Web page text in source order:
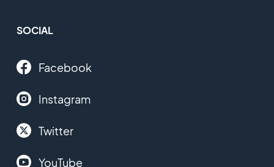
SOCIAL
Facebook
Instagram
Twitter
YouTube